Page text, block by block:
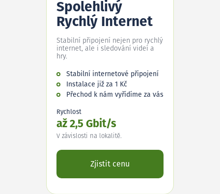
Spolehlivý
Rychlý Internet
Stabilní připojení nejen pro rychlý
internet, ale i sledování videí a
hry.
Stabilní internetové připojení
Instalace již za 1 Kč
Přechod k nám vyřídíme za vás
Rychlost
až 2,5 Gbit/s
V závislosti na lokalitě.
Zjistit cenu